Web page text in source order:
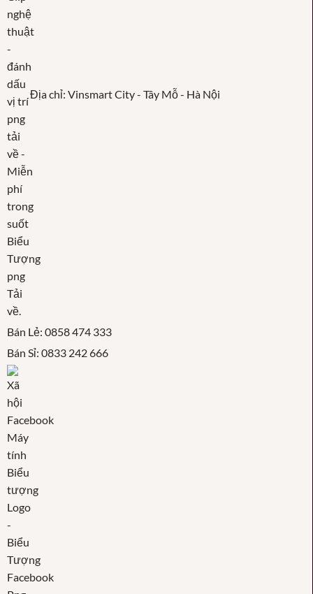
Địa chỉ: Vinsmart City - Tây Mỗ - Hà Nội
Bán Lẻ: 0858 474 333
Bán Sỉ: 0833 242 666